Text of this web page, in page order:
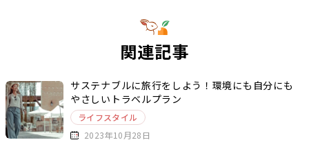
関連記事
サステナブルに旅行をしよう！環境にも自分にも
やさしいトラベルプラン
ライフスタイル
2023年10月28日